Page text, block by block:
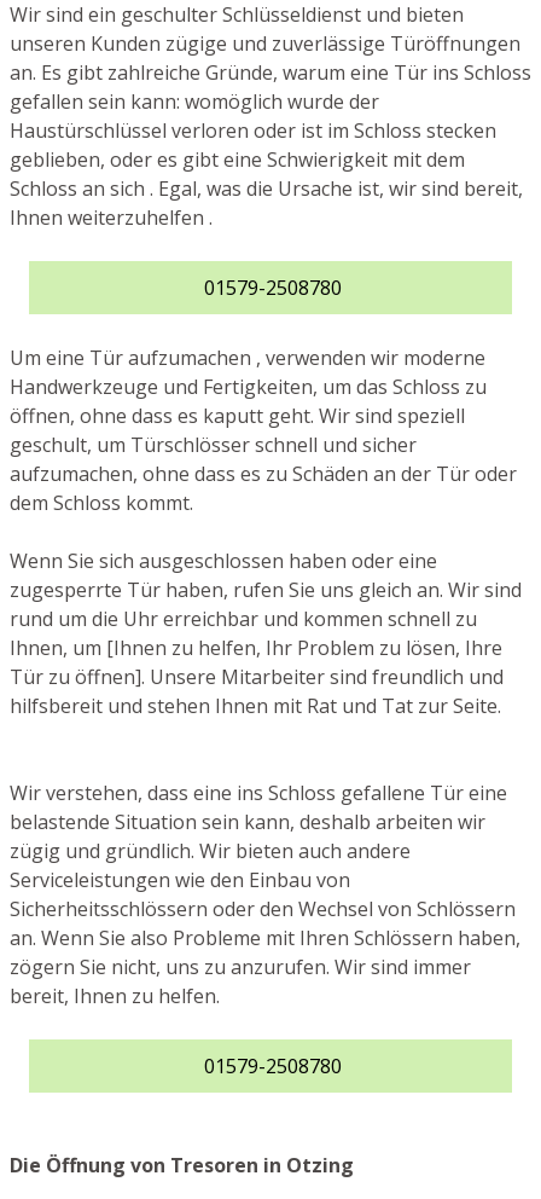
Wir sind ein geschulter Schlüsseldienst und bieten
unseren Kunden zügige und zuverlässige Türöffnungen
an. Es gibt zahlreiche Gründe, warum eine Tür ins Schloss
gefallen sein kann: womöglich wurde der
Haustürschlüssel verloren oder ist im Schloss stecken
geblieben, oder es gibt eine Schwierigkeit mit dem
Schloss an sich . Egal, was die Ursache ist, wir sind bereit,
Ihnen weiterzuhelfen .
01579-2508780
Um eine Tür aufzumachen , verwenden wir moderne
Handwerkzeuge und Fertigkeiten, um das Schloss zu
öffnen, ohne dass es kaputt geht. Wir sind speziell
geschult, um Türschlösser schnell und sicher
aufzumachen, ohne dass es zu Schäden an der Tür oder
dem Schloss kommt.
Wenn Sie sich ausgeschlossen haben oder eine
zugesperrte Tür haben, rufen Sie uns gleich an. Wir sind
rund um die Uhr erreichbar und kommen schnell zu
Ihnen, um [Ihnen zu helfen, Ihr Problem zu lösen, Ihre
Tür zu öffnen]. Unsere Mitarbeiter sind freundlich und
hilfsbereit und stehen Ihnen mit Rat und Tat zur Seite.
Wir verstehen, dass eine ins Schloss gefallene Tür eine
belastende Situation sein kann, deshalb arbeiten wir
zügig und gründlich. Wir bieten auch andere
Serviceleistungen wie den Einbau von
Sicherheitsschlössern oder den Wechsel von Schlössern
an. Wenn Sie also Probleme mit Ihren Schlössern haben,
zögern Sie nicht, uns zu anzurufen. Wir sind immer
bereit, Ihnen zu helfen.
01579-2508780
Die Öffnung von Tresoren in Otzing